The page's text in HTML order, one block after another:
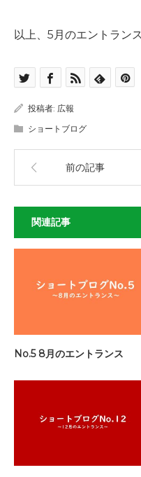
以上、5月のエントラン
投稿者: 広報
ショートブログ
前の記事
関連記事
No.5 8月のエントランス